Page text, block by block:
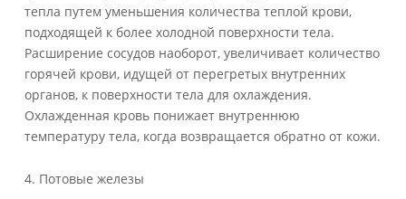
тепла путем уменьшения количества теплой крови,
подходящей к более холодной поверхности тела.
Расширение сосудов наоборот, увеличивает количество
горячей крови, идущей от перегретых внутренних
органов, к поверхности тела для охлаждения.
Охлажденная кровь понижает внутреннюю
температуру тела, когда возвращается обратно от кожи.
4. Потовые железы